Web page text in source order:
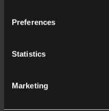
Preferences
Statistics
Marketing